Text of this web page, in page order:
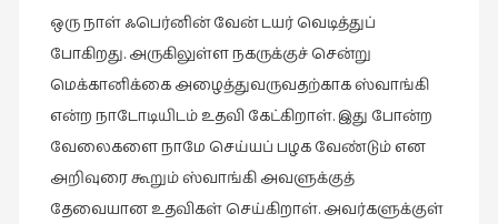
மொழி
வரலாறு
ஒரு நாள் ஃபெர்னின் வேன் டயர் வெடித்துப்
போகிறது. அருகிலுள்ள நகருக்குச் சென்று
மெக்கானிக்கை அழைத்துவருவதற்காக ஸ்வாங்கி
என்ற நாடோடியிடம் உதவி கேட்கிறாள். இது போன்ற
வேலைகளை நாமே செய்யப் பழக வேண்டும் என
அறிவுரை கூறும் ஸ்வாங்கி அவளுக்குத்
தேவையான உதவிகள் செய்கிறாள். அவர்களுக்குள்